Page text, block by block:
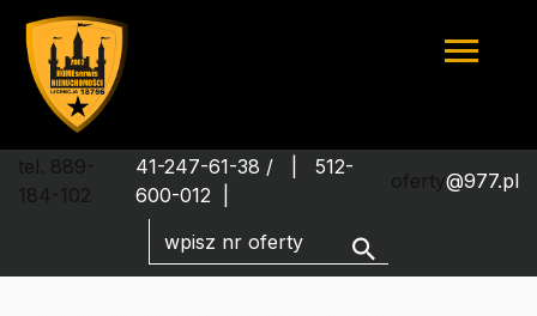
tel. 889-
184-102
41-247-61-38 /
512-
600-012
oferty@977.pl